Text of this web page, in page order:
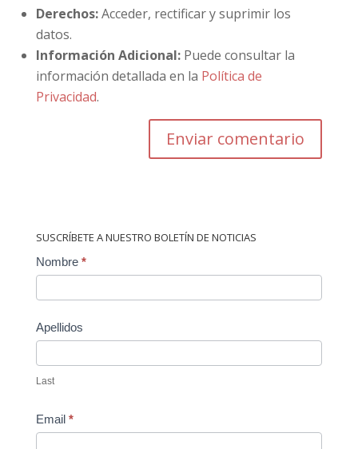
Derechos:Acceder, rectificar y suprimir los
datos.
Información Adicional:Puede consultar la
información detallada en la Política de
Privacidad.
SUSCRÍBETE A NUESTRO BOLETÍN DE NOTICIAS
Contact
Nombre *
Apellidos
Last
Email *